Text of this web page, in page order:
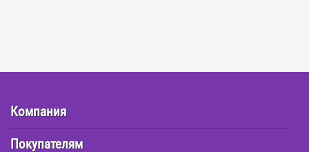
Компания
Покупателям